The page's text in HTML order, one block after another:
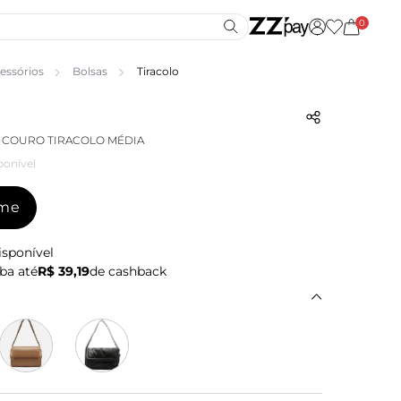
0
Bolsas Tiracolo
COURO TIRACOLO MÉDIA
atéR$ 39,19de cashback